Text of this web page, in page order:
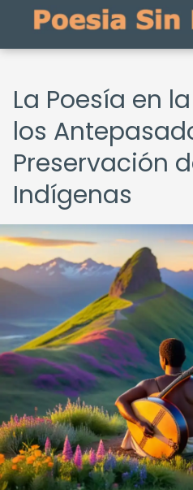
La Poesía en
los
Preservación
Indígenas